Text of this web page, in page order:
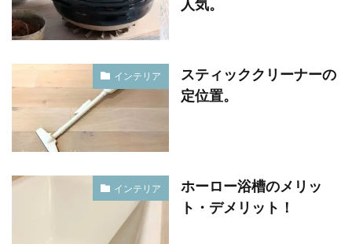
人気。
インテリア
スティッククリーナーの
定位置。
インテリア
ホーロー浴槽のメリッ
ト・デメリット！